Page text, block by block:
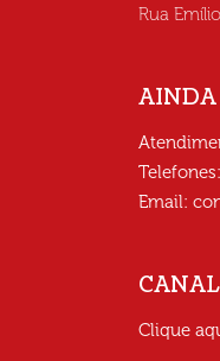
Rua
AINDA
Email:
Clique